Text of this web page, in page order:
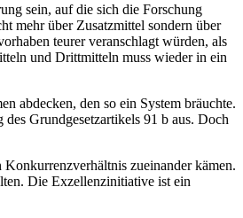
sein, auf die sich die Forschung
mehr über Zusatzmittel sondern über
teurer veranschlagt würden, als
und Drittmitteln muss wieder in ein
abdecken, den so ein System bräuchte.
Grundgesetzartikels 91 b aus. Doch
zueinander kämen.
Die Exzellenzinitiative ist ein